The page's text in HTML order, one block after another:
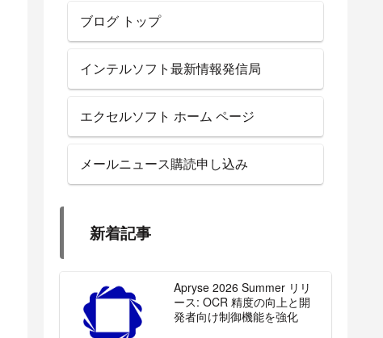
ブログ トップ
インテルソフト最新情報発信局
エクセルソフト ホーム ページ
メールニュース購読申し込み
新着記事
Apryse 2026 Summer リリ
ース: OCR 精度の向上と開
発者向け制御機能を強化